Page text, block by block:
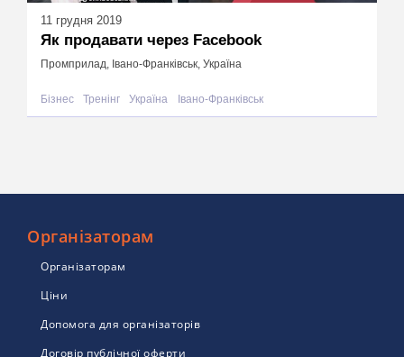
11 грудня 2019
Як продавати через Facebook
Промприлад, Івано-Франківськ, Україна
Бізнес Тренінг Україна Івано-Франківськ
Організаторам
Організаторам
Ціни
Допомога для організаторів
Договір публічної оферти